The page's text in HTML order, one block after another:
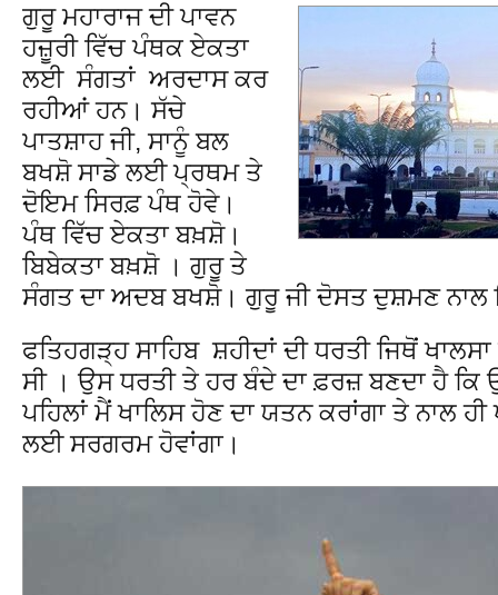
ਗੁਰੂ ਮਹਾਰਾਜ ਦੀ ਪਾਵਨ
ਹਜ਼ੂਰੀ ਵਿੱਚ ਪੰਥਕ ਏਕਤਾ
ਲਈ ਸੰਗਤਾਂ ਅਰਦਾਸ ਕਰ
ਰਹੀਆਂ ਹਨ। ਸੱਚੇ
ਪਾਤਸ਼ਾਹ ਜੀ, ਸਾਨੂੰ ਬਲ
ਬਖਸ਼ੋ ਸਾਡੇ ਲਈ ਪ੍ਰਥਮ ਤੇ
ਦੋਇਮ ਸਿਰਫ਼ ਪੰਥ ਹੋਵੇ।
ਪੰਥ ਵਿੱਚ ਏਕਤਾ ਬਖ਼ਸ਼ੋ।
ਬਿਬੇਕਤਾ ਬਖ਼ਸ਼ੋ । ਗੁਰੂ ਤੇ
ਸੰਗਤ ਦਾ ਅਦਬ ਬਖਸ਼ੋ। ਗੁਰੂ ਜੀ ਦੋਸਤ ਦੁਸ਼ਮਣ ਨਾਲ
ਫਤਿਹਗੜ੍ਹ ਸਾਹਿਬ ਸ਼ਹੀਦਾਂ ਦੀ ਧਰਤੀ ਜਿਥੋਂ ਖਾਲਸਾ
ਸੀ । ਉਸ ਧਰਤੀ ਤੇ ਹਰ ਬੰਦੇ ਦਾ ਫ਼ਰਜ਼ ਬਣਦਾ ਹੈ
ਪਹਿਲਾਂ ਮੈਂ ਖਾਲਿਸ ਹੋਣ ਦਾ ਯਤਨ ਕਰਾਂਗਾ ਤੇ ਨਾਲ ਹੀ
ਲਈ ਸਰਗਰਮ ਹੋਵਾਂਗਾ।